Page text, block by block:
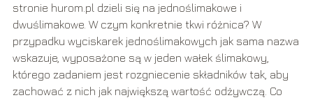
stronie hurom.pl dzieli się na jednoślimakowe i
dwuślimakowe. W czym konkretnie tkwi różnica? W
przypadku wyciskarek jednoślimakowych jak sama nazwa
wskazuje, wyposażone są w jeden wałek ślimakowy,
którego zadaniem jest rozgniecenie składników tak, aby
zachować z nich jak największą wartość odżywczą. Co